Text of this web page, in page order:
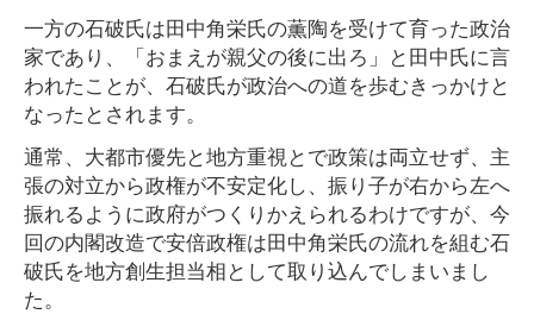
一方の石破氏は田中角栄氏の薫陶を受けて育った政治
家であり、「おまえが親父の後に出ろ」と田中氏に言
われたことが、石破氏が政治への道を歩むきっかけと
なったとされます。
通常、大都市優先と地方重視とで政策は両立せず、主
張の対立から政権が不安定化し、振り子が右から左へ
振れるように政府がつくりかえられるわけですが、今
回の内閣改造で安倍政権は田中角栄氏の流れを組む石
破氏を地方創生担当相として取り込んでしまいまし
た。